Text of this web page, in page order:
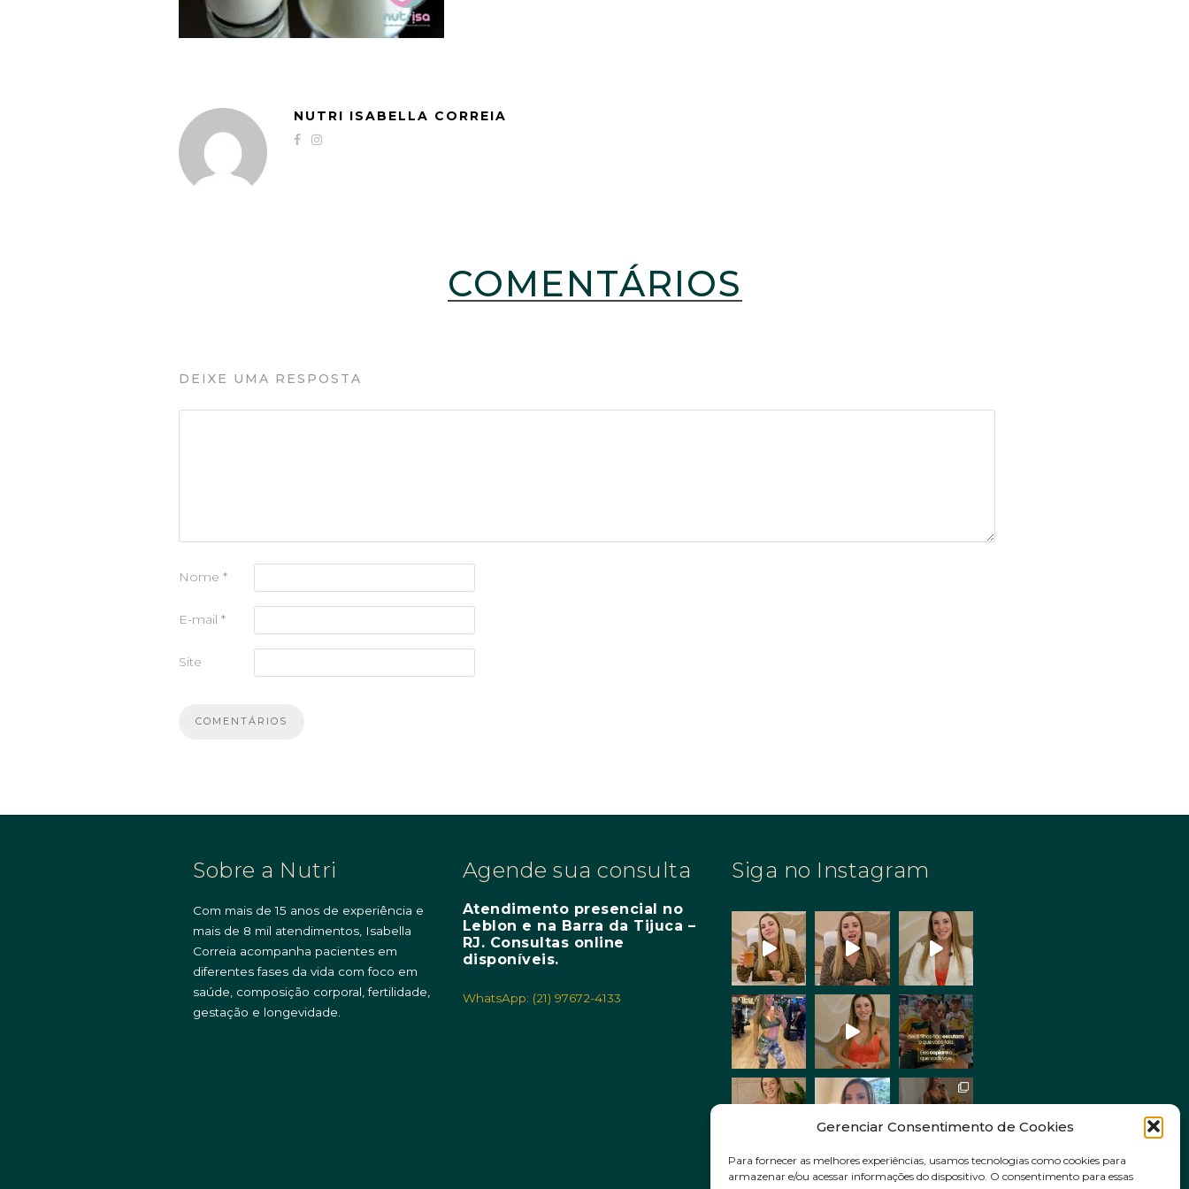
Gerenciar Consentimento de Cookies
Para fornecer as melhores experiências, usamos tecnologias como cookies para
armazenar e/ou acessar informações do dispositivo. O consentimento para essas
NUTRI ISABELLA CORREIA
COMENTÁRIOS
DEIXE UMA RESPOSTA
Nome *
E-mail *
Site
Sobre a Nutri
Com mais de 15 anos de experiência e
mais de 8 mil atendimentos, Isabella
Correia acompanha pacientes em
diferentes fases da vida com foco em
saúde, composição corporal, fertilidade,
gestação e longevidade.
Agende sua consulta
Atendimento presencial no
Leblon e na Barra da Tijuca –
RJ. Consultas online
disponíveis.
WhatsApp: (21) 97672-4133
Siga no Instagram
Siga no Instagram